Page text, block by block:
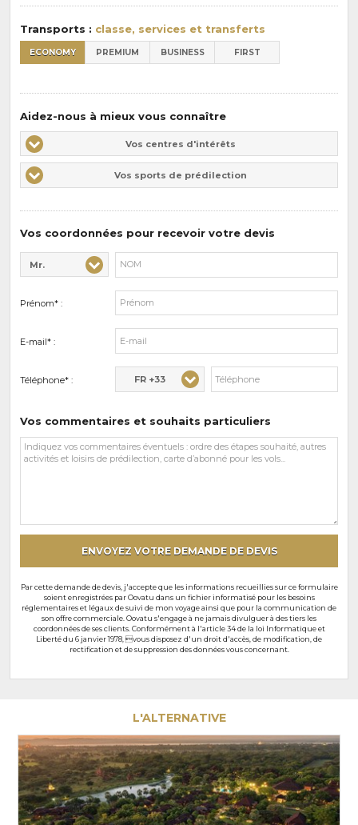
:
Transports : classe, services et transferts
ECONOMY PREMIUM BUSINESS FIRST
Aidez-nous à mieux vous connaître
Vos
centres
d'intérêts
Vos centres d'intérêts
Vos
sports
Vos sports de prédilection
Vos coordonnées pour recevoir votre devis
Civilité* :
Mr.
Nom* :
Prénom* :
E-mail* :
Téléphone* : FR +33
Vos commentaires et souhaits particuliers
Vos
commentaires
ENVOYEZ VOTRE DEMANDE DE DEVIS
Par cette demande de devis, j'accepte que les informations recueillies sur ce formulaire
soient enregistrées par Oovatu dans un fichier informatisé pour les besoins
réglementaires et légaux de suivi de mon voyage ainsi que pour la communication de
son offre commerciale. Oovatu s'engage à ne jamais divulguer à des tiers les
coordonnées de ses clients. Conformément à l'article 34 de la loi Informatique et
Liberté du 6 janvier 1978, vous disposez d'un droit d'accès, de modification, de
rectification et de suppression des données vous concernant.
L'ALTERNATIVE